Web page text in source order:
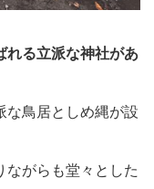
れる立派な神社があ
な鳥居としめ縄が設
ながらも堂々とした